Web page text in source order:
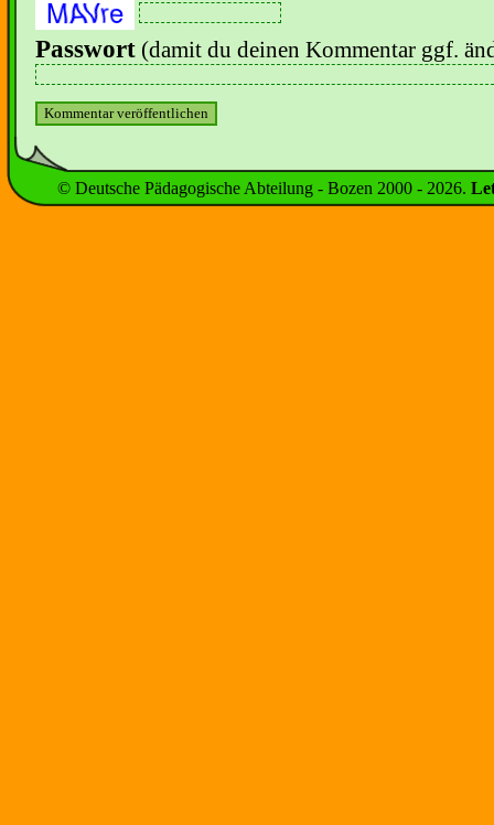
Passwort (damit du deinen Kommentar ggf.
© Deutsche Pädagogische Abteilung - Bozen 2000 - 2026.